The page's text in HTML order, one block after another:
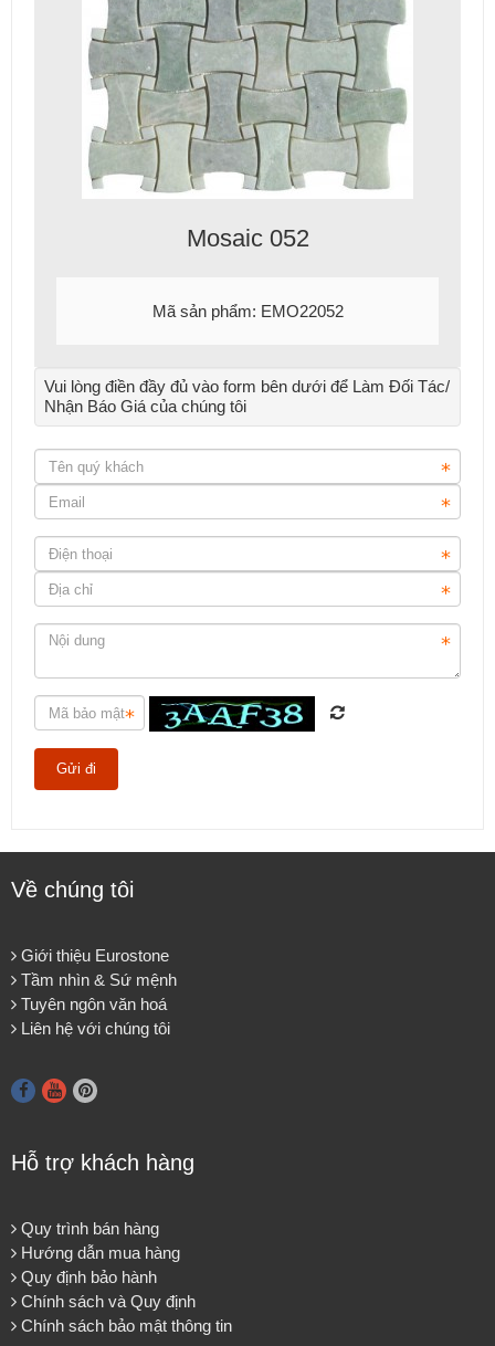
Mosaic 052
Mã sản phẩm: EMO22052
Vui lòng điền đầy đủ vào form bên dưới để Làm Đối Tác/
Nhận Báo Giá của chúng tôi
Về chúng tôi
Giới thiệu Eurostone
Tầm nhìn & Sứ mệnh
Tuyên ngôn văn hoá
Liên hệ với chúng tôi
Hỗ trợ khách hàng
Quy trình bán hàng
Hướng dẫn mua hàng
Quy định bảo hành
Chính sách và Quy định
Chính sách bảo mật thông tin